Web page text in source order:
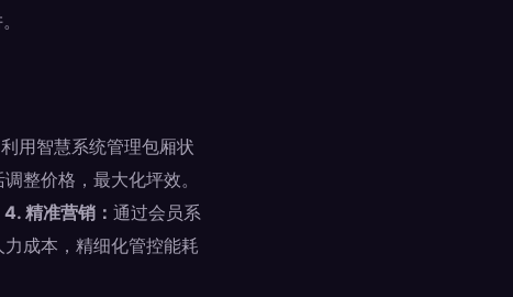
利用智慧系统管理包厢状
整价格，最大化坪效。
4. 精准营销： 通过会员系
成本，精细化管控能耗